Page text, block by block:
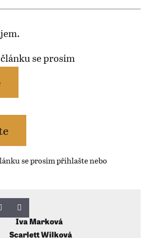
se prosím
Scarlett Wilková
Iva Marková